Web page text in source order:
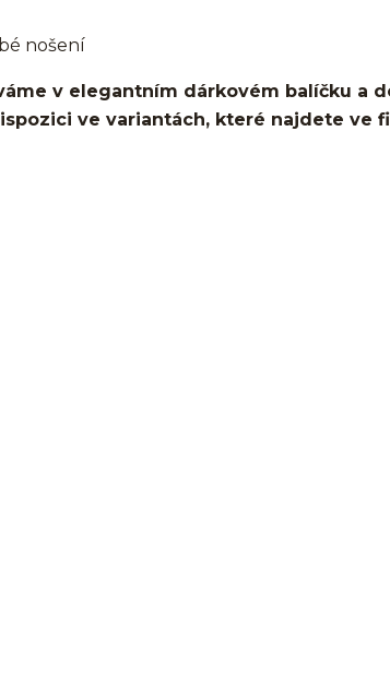
nošení
v elegantním dárkovém balíčku a
ve variantách, které najdete ve